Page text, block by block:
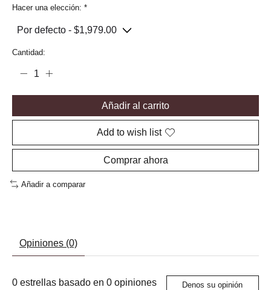
Hacer una elección: *
Cantidad:
Añadir al carrito
Add to wish list
Comprar ahora
Añadir a comparar
Opiniones (0)
0 estrellas basado en 0 opiniones Denos su opinión